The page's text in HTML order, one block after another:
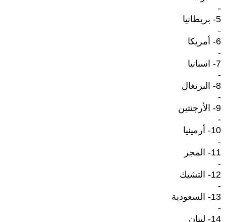
-
5- بريطانيا
-
6- أمريكا
-
7- اسبانيا
-
8- البرتغال
-
9- الأرجنتين
-
10- أرمينيا
-
11- المجر
-
12- التشيك
-
13- السعودية
-
14- لبنان